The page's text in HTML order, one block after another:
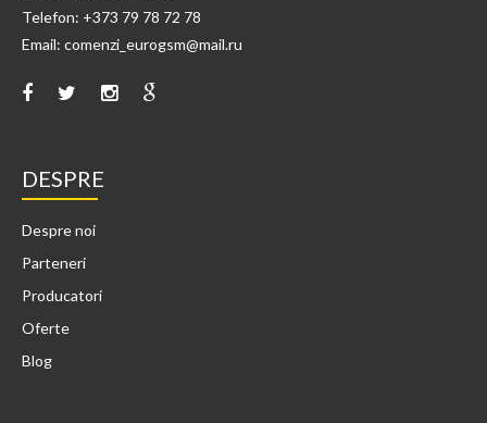
Telefon: +373 79 78 72 78
Email: comenzi_eurogsm@mail.ru
DESPRE
Despre noi
Parteneri
Producatori
Oferte
Blog